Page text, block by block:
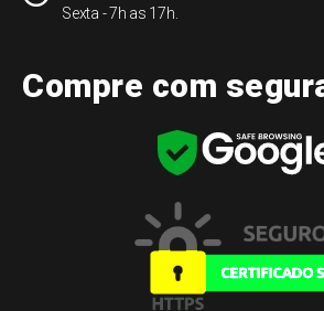
Sexta - 7h as 17h.
Compre com